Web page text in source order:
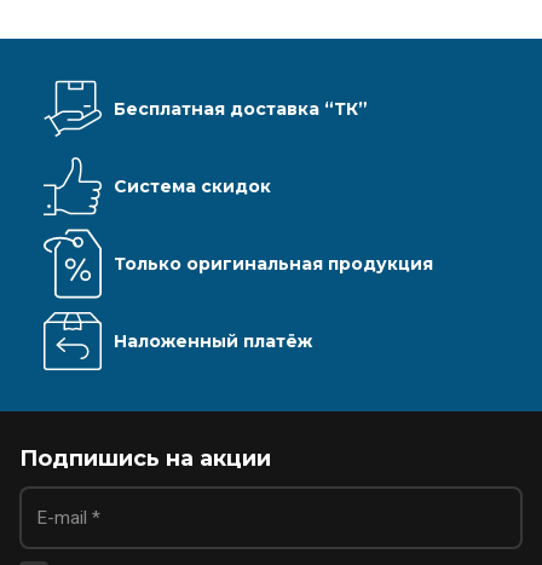
Бесплатная доставка “ТК”
Система скидок
Только оригинальная продукция
Наложенный платёж
Подпишись на акции